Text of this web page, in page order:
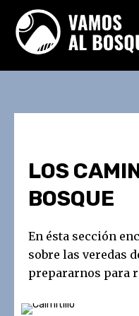
LOS
BOSQUE
En ésta sección
sobre las veredas
prepararnos para